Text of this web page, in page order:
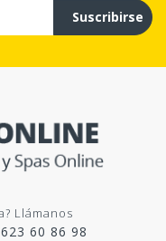
Suscribirse
Llámanos
623 60 86 98